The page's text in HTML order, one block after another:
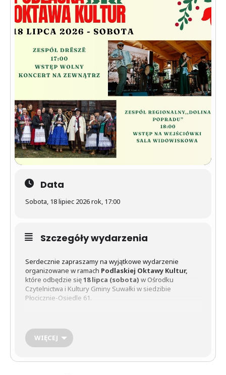
Data
Sobota, 18 lipiec 2026 rok, 17:00
Szczegóły wydarzenia
Serdecznie zapraszamy na wyjątkowe wydarzenie
organizowane w ramach Podlaskiej Oktawy Kultur,
które odbędzie się18 lipca (sobota) w Ośrodku
Czytelnictwa i Kultury Gminy Suwałki w siedzibie
Płocicznie-Osiedle 61.
Harmonogram wydarzenie:
Wstęp wolny.
WIĘCEJ